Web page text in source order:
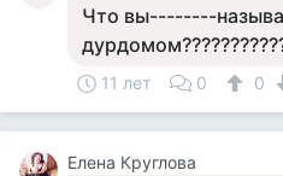
Что вы--------
11 лет 0 0
Елена Круглова